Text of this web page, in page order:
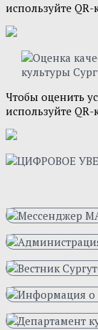
используйте
Чтобы оценить
используйте